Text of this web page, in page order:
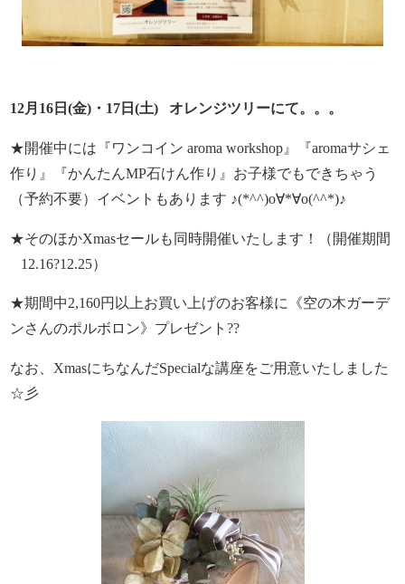
12月16日(金)・17日(土) オレンジツリーにて。。。
★開催中には『ワンコイン aroma workshop』『aromaサシェ
作り』『かんたんMP石けん作り』お子様でもできちゃう
（予約不要）イベントもあります ♪(*^^)o∀*∀o(^^*)♪
★そのほかXmasセールも同時開催いたします！（開催期間
12.16?12.25）
★期間中2,160円以上お買い上げのお客様に《空の木ガーデ
ンさんのポルボロン》プレゼント??
なお、XmasにちなんだSpecialな講座をご用意いたしました
☆彡